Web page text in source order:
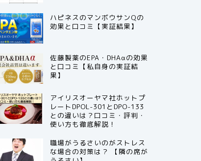
ハピネスのマンボウサンQの
効果と口コミ【実証結果】
佐藤製薬のEPA・DHAαの効果
と口コミ【私自身の実証結
果】
アイリスオーヤマ社ホットプ
レートDPOL-301とDPO-133
との違いは？口コミ・評判・
使い方も徹底解説！
職場がうるさいのがストレス
な場合の対策は？ 【隣の席が